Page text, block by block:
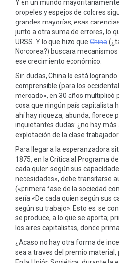
Y en un mundo
oropeles y espejos de colores
grandes mayorías, esas
junto a otra suma de errores, lo
URSS. Y lo que hizo que China
Norcorea?) buscara
ese crecimiento económico.
Sin dudas, China lo está
comprensible (para los
mercado», en 30 años multiplicó
cosa que ningún país capitalista
ahí hay riqueza, abunda, florece
inquietantes dudas: ¿no hay
explotación de la clase
Para llegar a la esperanzadora
1875, en la Crítica al Programa
cada quien según sus
necesidades», debe transitarse
(«primera fase de la sociedad
sería «De cada quien según sus
según su trabajo». Esto es: se
se produce, a lo que se aporta;
los aires capitalistas, donde
¿Acaso no hay otra forma de
sea a través del premio